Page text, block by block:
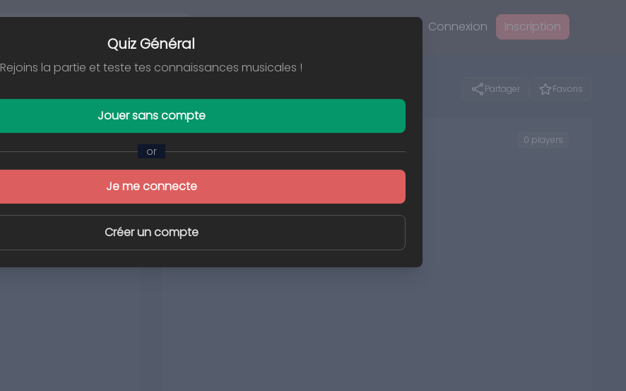
Connexion Inscription
Partager Favoris
0 players
No players yet
Quiz Général
Rejoins la partie et teste tes connaissances musicales !
Jouer sans compte
or
Je me connecte
Créer un compte